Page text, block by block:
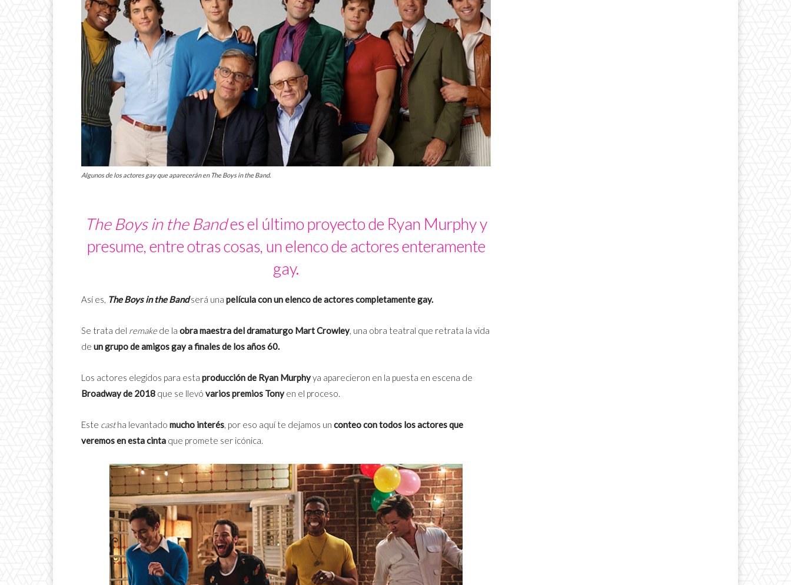
Algunos de los actores gay que aparecerán en The Boys in the Band.
The Boys in the Bandes el último proyecto de Ryan Murphy y
presume, entre otras cosas, un elenco de actores enteramente
gay.
Así es, The Boys in the Band será una película con un elenco de actores completamente gay.
Se trata del remakede la obra maestra del dramaturgo Mart Crowley, una obra teatral que retrata la vida
de un grupo de amigos gay a finales de los años 60.
Los actores elegidos para esta producción de Ryan Murphyya aparecieron en la puesta en escena de
Broadway de 2018 que se llevó varios premios Tonyen el proceso.
Este castha levantado mucho interés, por eso aquí te dejamos un conteo con todos los actores que
veremos en esta cinta que promete ser icónica.